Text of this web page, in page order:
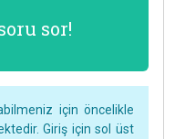
sor!
için öncelikle
Giriş için sol üst